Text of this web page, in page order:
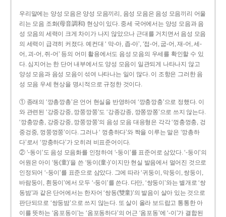
우리말에는 양성 모음은 양성 모음끼리, 음성 모음은 음성 모음끼리 어울
리는 모음 조화(母音調和) 현상이 있다. 중세 국어에서는 양성 모음과 음
성 모음의 세력이 크게 차이가 나지 않았으나 근대를 거치면서 음성 모음
의 세력이 급격히 커졌다. 예컨대 ‘ 막-아, 좁-아’, ‘접-어, 굽-어, 재-어, 세-
어, 괴-어, 쥐-어’ 등의 어미 활용에서도 음성 모음의 우세를 확인할 수 있
다. 심지어는 한 단어 내부에서도 양성 모음이 일관되게 나타나지 않고
양성 모음과 음성 모음이 섞여 나타나는 일이 많다. 이 조항은 그러한 음
성 모음 우세 현상을 명시적으로 규정한 것이다.
① 종래의 ‘깡총깡총’은 언어 현실을 반영하여 ‘깡충깡충’으로 정했다. 이
와 관련된 ‘강중강중, 깡쭝깡쭝’도 ‘강종강종, 깡쫑깡쫑’으로 쓰지 않는다.
‘깡충깡충, 강중강중, 깡쭝깡쭝’의 음성 모음 대응형은 각각 ‘껑충껑충, 겅
중겅중, 껑쭝껑쭝’이다. 그러나 ‘ 껑충하다’와 짝을 이루는 말은 ‘깡총하
다’로서 ‘깡충하다’가 오히려 비표준어이다.
② ‘-동이’도 음성 모음화를 인정하여 ‘-둥이’를 표준어로 삼았다. ‘-둥이’의
어원은 아이 ‘동(童)’을 쓴 ‘동이(童-)’이지만 현실 발음에서 멀어진 것으로
인정되어 ‘-둥이’를 표준으로 삼았다. 그에 따라 ‘귀둥이, 막둥이, 쌍둥이,
바람둥이, 흰둥이’에서 모두 ‘-둥이’를 쓴다. 다만, ‘쌍둥이’와는 별개로 ‘쌍
동밤’과 같은 단어에서는 한자어 ‘쌍동(雙童)’의 발음이 살아 있는 것으로
판단되므로 ‘쌍둥밤’으로 쓰지 않는다. 또 살이 올라 보드랍고 통통한 아
이를 뜻하는 ‘옴포동이’는 ‘옴포동하다’의 어근 ‘옴포동’에 ‘-이’가 결합된